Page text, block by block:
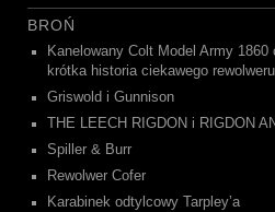
BROŃ
Kanelowany Colt Model Army
krótka historia ciekawego rewolweru
Griswold i Gunnison
THE LEECH RIGDON i RIGDON
Spiller & Burr
Rewolwer Cofer
Karabinek odtylcowy Tarpley’a